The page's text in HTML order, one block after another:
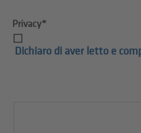
Privacy*
Dichiaro di aver letto e